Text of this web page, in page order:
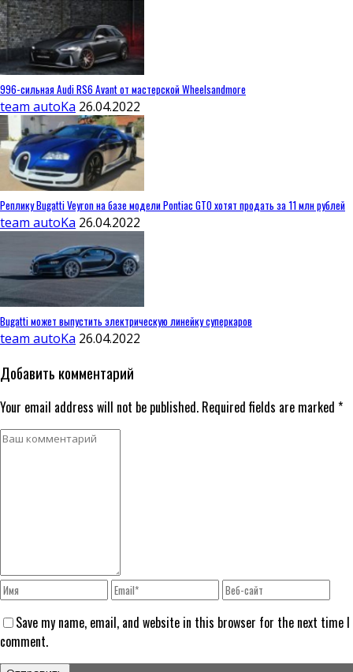
996-сильная Audi RS6 Avant от мастерской Wheelsandmore
team autoKa 26.04.2022
Реплику Bugatti Veyron на базе модели Pontiac GTO хотят продать за 11 млн рублей
team autoKa 26.04.2022
Bugatti может выпустить электрическую линейку суперкаров
team autoKa 26.04.2022
Добавить комментарий
Your email address will not be published. Required fields are marked *
Save my name, email, and website in this browser for the next time I
comment.